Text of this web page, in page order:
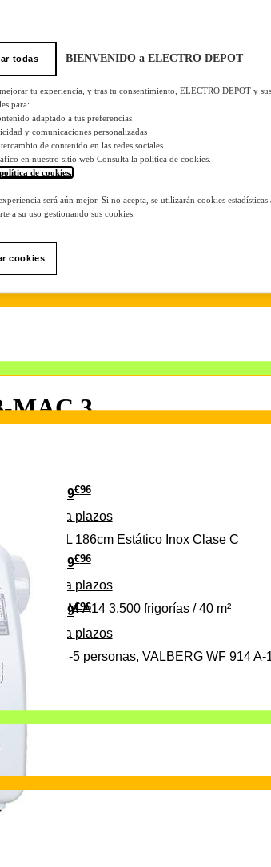
279€96
Pago a plazos
para 4-5 personas, VALBERG WF 914
349€96
Pago a plazos
C 315L 186cm Estático Inox Clase C
369€96
Pago a plazos
CLIM-A14 3.500 frigorías / 40 m²
MAC.3
todas BIENVENIDO a ELECTRO DEPOT
tu experiencia, y tras tu consentimiento, ELECTRO DEPOT y
para:
adaptado a tus preferencias
y comunicaciones personalizadas
de contenido en las redes sociales
en nuestro sitio web Consulta la política de cookies.
de cookies.
será aún mejor. Si no acepta, se utilizarán cookies estadísticas
a su uso gestionando sus cookies.
cookies